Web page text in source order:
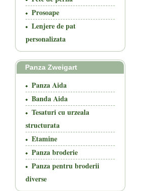
Prosoape
Lenjere de pat
personalizata
Panza Zweigart
Panza Aida
Banda Aida
Tesaturi cu urzeala
structurata
Etamine
Panza broderie
Panza pentru broderii
diverse